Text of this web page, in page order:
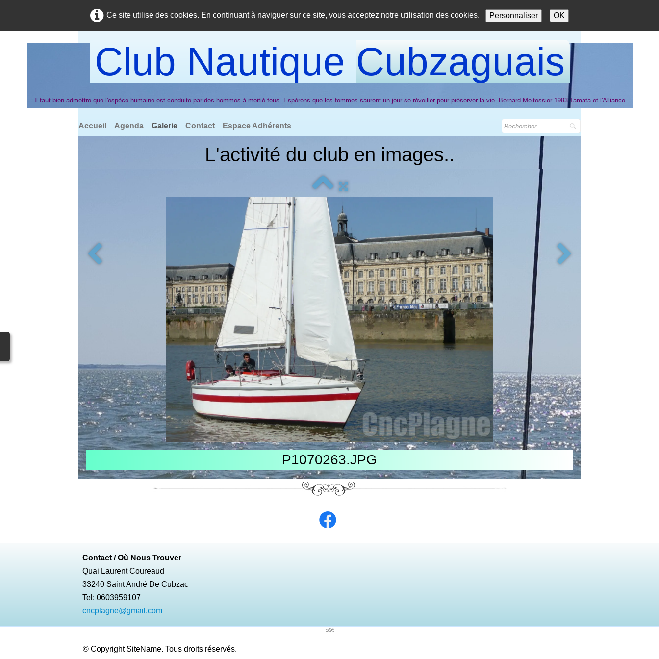
Ce site utilise des cookies. En continuant à naviguer sur ce site, vous acceptez notre utilisation des cookies. Personnaliser OK
Club Nautique Cubzaguais
Il faut bien admettre que l'espèce humaine est conduite par des hommes à moitié fous. Espérons que les femmes sauront un jour se réveiller pour préserver la vie. Bernard Moitessier 1993 Tamata et l'Alliance
Accueil Agenda Galerie Contact Espace Adhérents
L'activité du club en images..
P1070263.JPG
Contact / Où Nous Trouver
Quai Laurent Coureaud
33240 Saint André De Cubzac
Tel: 0603959107
cncplagne@gmail.com
© Copyright SiteName. Tous droits réservés.